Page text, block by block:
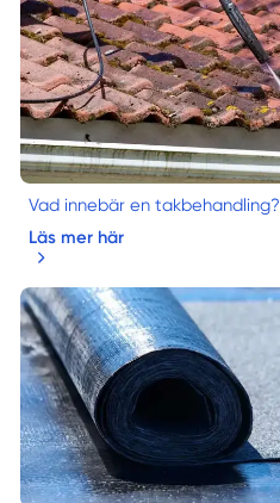
Vad innebär en takbehandling?
Läs mer här